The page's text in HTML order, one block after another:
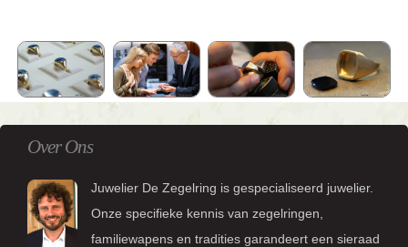
Over Ons
Juwelier De Zegelring is gespecialiseerd juwelier.
Onze specifieke kennis van zegelringen,
familiewapens en tradities garandeert een sieraad